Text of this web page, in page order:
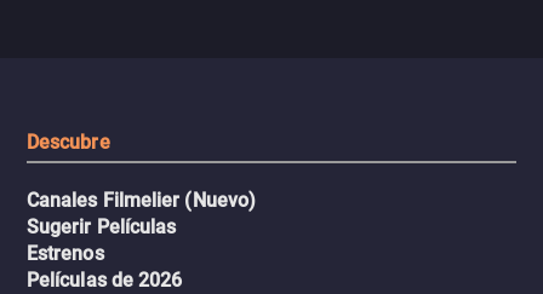
Descubre
Canales Filmelier (Nuevo)
Sugerir Películas
Estrenos
Películas de 2026